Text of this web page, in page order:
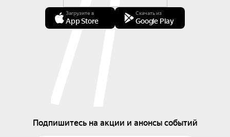
Загрузите в
App Store
Скачать из
Google Play
Подпишитесь на акции и анонсы событий